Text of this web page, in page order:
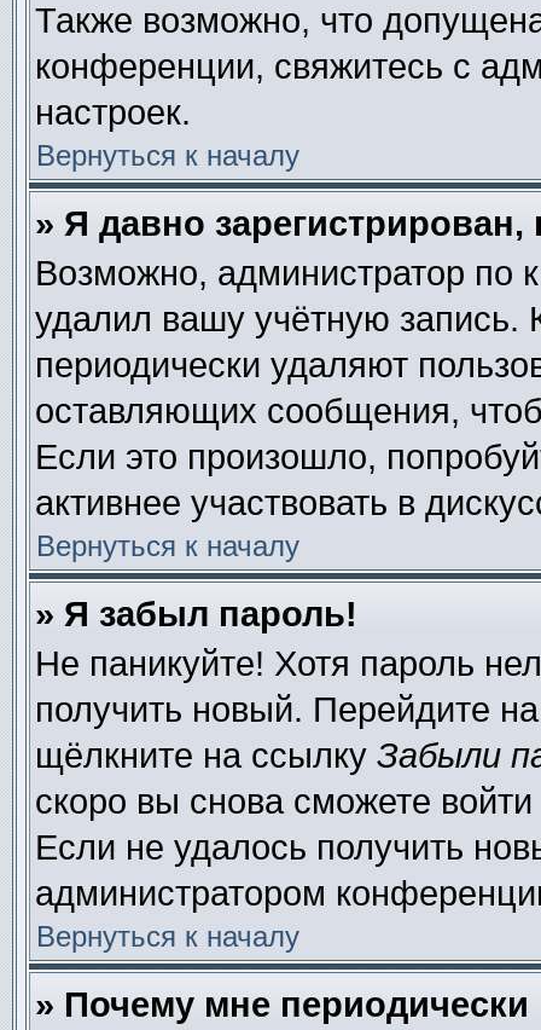
Также возможно, что
конференции, свяжитесь с
настроек.
Вернуться к началу
» Я давно
Возможно, администратор по
удалил вашу учётную запись.
периодически удаляют
оставляющих сообщения,
Если это произошло,
активнее участвовать в
Вернуться к началу
» Я забыл пароль!
Не паникуйте! Хотя пароль
получить новый. Перейдите
щёлкните на ссылку Забыли
скоро вы снова сможете
Если не удалось получить
администратором
Вернуться к началу
» Почему мне